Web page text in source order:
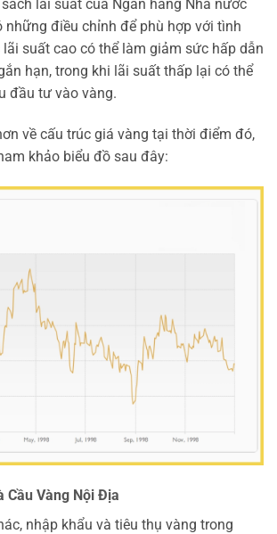
lãi suất của Ngân hàng Nhà nước
những điều chỉnh để phù hợp với tình
suất cao có thể làm giảm sức hấp dẫn
hạn, trong khi lãi suất thấp lại có thể
đầu tư vào vàng.
về cấu trúc giá vàng tại thời điểm đó,
khảo biểu đồ sau đây:
Cầu Vàng Nội Địa
nhập khẩu và tiêu thụ vàng trong